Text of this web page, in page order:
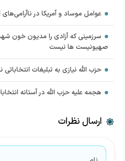
عوامل موساد و آمریکا در ناآرامی‌های
سرزمینی که آزادی را مدیون خون
صهیونیست ها نیست
حزب الله نیازی به تبلیغات انتخاباتی
هجمه علیه حزب الله در آستانه
ارسال نظرات